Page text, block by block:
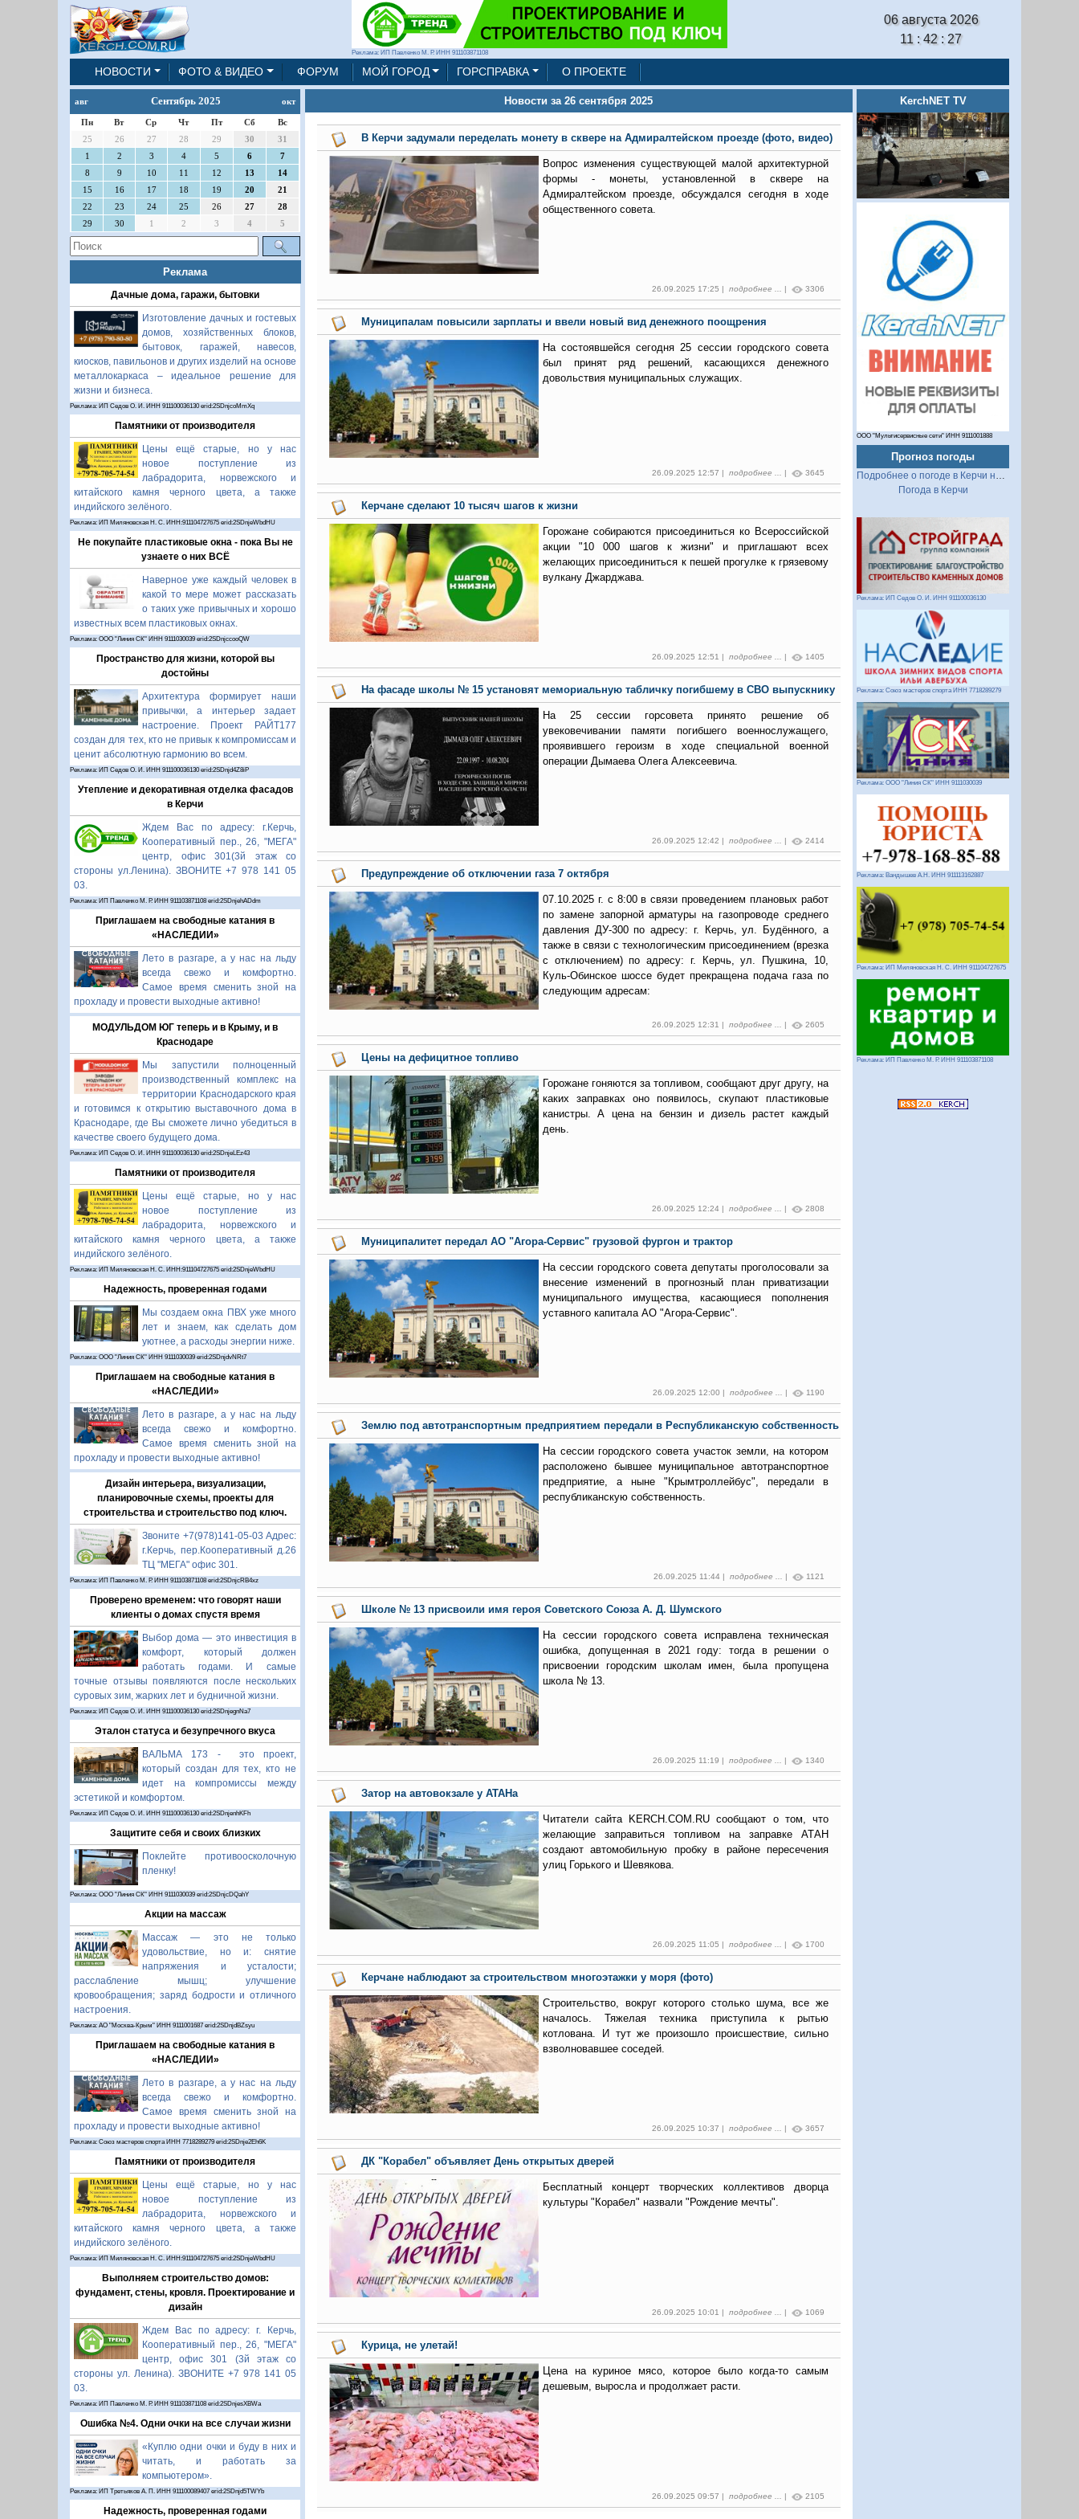
Реклама: ИП Павленко М. Р. ИНН 911103871108
06 августа 2026
11 : 42 : 28
НОВОСТИ ФОТО & ВИДЕО ФОРУМ МОЙ ГОРОД ГОРСПРАВКА О ПРОЕКТЕ
авг Сентябрь 2025 окт
Пн Вт Ср Чт Пт Сб
Вс
25
26 27 28 29 30
31
1
2 3 4 5 6
7
8
9 10 11 12 13
14
15
16 17 18 19 20
21
22
23 24 25 26 27
28
29
30 1 2 3 4 5
Реклама
Дачные дома, гаражи, бытовки
Изготовление дачных и гостевых
домов, хозяйственных блоков,
бытовок, гаражей, навесов,
киосков, павильонов и других изделий на основе
металлокаркаса – идеальное решение для
жизни и бизнеса.
Реклама: ИП Седов О. И. ИНН 911100036130 erid:2SDnjcoMmXq
Памятники от производителя
Цены ещё старые, но у нас
новое поступление из
лабрадорита, норвежского и
китайского камня черного цвета, а также
индийского зелёного.
Реклама: ИП Миляновская Н. С. ИНН:911104727675 erid:2SDnjeWbdHU
Не покупайте пластиковые окна - пока Вы не
узнаете о них ВСЁ
Наверное уже каждый человек в
какой то мере может рассказать
о таких уже привычных и хорошо
известных всем пластиковых окнах.
Реклама: ООО "Линия СК" ИНН 9111030039 erid:2SDnjccooQW
Пространство для жизни, которой вы
достойны
Архитектура формирует наши
привычки, а интерьер задает
настроение. Проект РАЙТ177
создан для тех, кто не привык к компромиссам и
ценит абсолютную гармонию во всем.
Реклама: ИП Седов О. И. ИНН 911100036130 erid:2SDnjd4Z8iP
Утепление и декоративная отделка фасадов
в Керчи
Ждем Вас по адресу: г.Керчь,
Кооперативный пер., 26, "МЕГА"
центр, офис 301(3й этаж со
стороны ул.Ленина). ЗВОНИТЕ +7 978 141 05
03.
Реклама: ИП Павленко М. Р. ИНН 911103871108 erid:2SDnjehADdm
Приглашаем на свободные катания в
«НАСЛЕДИИ»
Лето в разгаре, а у нас на льду
всегда свежо и комфортно.
Самое время сменить зной на
прохладу и провести выходные активно!
МОДУЛЬДОМ ЮГ теперь и в Крыму, и в
Краснодаре
Мы запустили полноценный
производственный комплекс на
территории Краснодарского края
и готовимся к открытию выставочного дома в
Краснодаре, где Вы сможете лично убедиться в
качестве своего будущего дома.
Реклама: ИП Седов О. И. ИНН 911100036130 erid:2SDnjeLEz43
Памятники от производителя
Цены ещё старые, но у нас
новое поступление из
лабрадорита, норвежского и
китайского камня черного цвета, а также
индийского зелёного.
Реклама: ИП Миляновская Н. С. ИНН:911104727675 erid:2SDnjeWbdHU
Надежность, проверенная годами
Мы создаем окна ПВХ уже много
лет и знаем, как сделать дом
уютнее, а расходы энергии ниже.
Реклама: ООО "Линия СК" ИНН 9111030039 erid:2SDnjdvNRt7
Приглашаем на свободные катания в
«НАСЛЕДИИ»
Лето в разгаре, а у нас на льду
всегда свежо и комфортно.
Самое время сменить зной на
прохладу и провести выходные активно!
Дизайн интерьера, визуализации,
планировочные схемы, проекты для
строительства и строительство под ключ.
Звоните +7(978)141-05-03 Адрес:
г.Керчь, пер.Кооперативный д.26
ТЦ "МЕГА" офис 301.
Реклама: ИП Павленко М. Р. ИНН 911103871108 erid:2SDnjcRB4xz
Проверено временем: что говорят наши
клиенты о домах спустя время
Выбор дома — это инвестиция в
комфорт, который должен
работать годами. И самые
точные отзывы появляются после нескольких
суровых зим, жарких лет и будничной жизни.
Реклама: ИП Седов О. И. ИНН 911100036130 erid:2SDnjegnNa7
Эталон статуса и безупречного вкуса
ВАЛЬМА 173 - это проект,
который создан для тех, кто не
идет на компромиссы между
эстетикой и комфортом.
Реклама: ИП Седов О. И. ИНН 911100036130 erid:2SDnjenhKFh
Защитите себя и своих близких
Поклейте противоосколочную
пленку!
Реклама: ООО "Линия СК" ИНН 9111030039 erid:2SDnjcDQahY
Акции на массаж
Массаж — это не только
удовольствие, но и: снятие
напряжения и усталости;
расслабление мышц; улучшение
кровообращения; заряд бодрости и отличного
настроения.
Реклама: АО "Москва-Крым" ИНН 9111001687 erid:2SDnjdBZsyu
Приглашаем на свободные катания в
«НАСЛЕДИИ»
Лето в разгаре, а у нас на льду
всегда свежо и комфортно.
Самое время сменить зной на
прохладу и провести выходные активно!
Реклама: Союз мастеров спорта ИНН 7718289279 erid:2SDnje2Eh6K
Памятники от производителя
Цены ещё старые, но у нас
новое поступление из
лабрадорита, норвежского и
китайского камня черного цвета, а также
индийского зелёного.
Реклама: ИП Миляновская Н. С. ИНН:911104727675 erid:2SDnjeWbdHU
Выполняем строительство домов:
фундамент, стены, кровля. Проектирование и
дизайн
Ждем Вас по адресу: г. Керчь,
Кооперативный пер., 26, "МЕГА"
центр, офис 301 (3й этаж со
стороны ул. Ленина). ЗВОНИТЕ +7 978 141 05
03.
Реклама: ИП Павленко М. Р. ИНН 911103871108 erid:2SDnjesXBWa
Ошибка №4. Одни очки на все случаи жизни
«Куплю одни очки и буду в них и
читать, и работать за
компьютером».
Реклама: ИП Третьяков А. П. ИНН 911100089407 erid:2SDnjd5TWYb
Надежность, проверенная годами
Новости за 26 сентября 2025
В Керчи задумали переделать монету в сквере на Адмиралтейском проезде (фото, видео)
Вопрос изменения существующей малой архитектурной
формы - монеты, установленной в сквере на
Адмиралтейском проезде, обсуждался сегодня в ходе
общественного совета.
26.09.2025 17:25 | подробнее ... | 3306
Муниципалам повысили зарплаты и ввели новый вид денежного поощрения
На состоявшейся сегодня 25 сессии городского совета
был принят ряд решений, касающихся денежного
довольствия муниципальных служащих.
26.09.2025 12:57 | подробнее ... | 3645
Керчане сделают 10 тысяч шагов к жизни
Горожане собираются присоединиться ко Всероссийской
акции "10 000 шагов к жизни" и приглашают всех
желающих присоединиться к пешей прогулке к грязевому
вулкану Джарджава.
26.09.2025 12:51 | подробнее ... | 1405
На фасаде школы № 15 установят мемориальную табличку погибшему в СВО выпускнику
На 25 сессии горсовета принято решение об
увековечивании памяти погибшего военнослужащего,
проявившего героизм в ходе специальной военной
операции Дымаева Олега Алексеевича.
26.09.2025 12:42 | подробнее ... | 2414
Предупреждение об отключении газа 7 октября
07.10.2025 г. с 8:00 в связи проведением плановых работ
по замене запорной арматуры на газопроводе среднего
давления ДУ-300 по адресу: г. Керчь, ул. Будённого, а
также в связи с технологическим присоединением (врезка
с отключением) по адресу: г. Керчь, ул. Пушкина, 10,
Куль-Обинское шоссе будет прекращена подача газа по
следующим адресам:
26.09.2025 12:31 | подробнее ... | 2605
Цены на дефицитное топливо
Горожане гоняются за топливом, сообщают друг другу, на
каких заправках оно появилось, скупают пластиковые
канистры. А цена на бензин и дизель растет каждый
день.
26.09.2025 12:24 | подробнее ... | 2808
Муниципалитет передал АО "Агора-Сервис" грузовой фургон и трактор
На сессии городского совета депутаты проголосовали за
внесение изменений в прогнозный план приватизации
муниципального имущества, касающиеся пополнения
уставного капитала АО "Агора-Сервис".
26.09.2025 12:00 | подробнее ... | 1190
Землю под автотранспортным предприятием передали в Республиканскую собственность
На сессии городского совета участок земли, на котором
расположено бывшее муниципальное автотранспортное
предприятие, а ныне "Крымтроллейбус", передали в
республиканскую собственность.
26.09.2025 11:44 | подробнее ... | 1121
Школе № 13 присвоили имя героя Советского Союза А. Д. Шумского
На сессии городского совета исправлена техническая
ошибка, допущенная в 2021 году: тогда в решении о
присвоении городским школам имен, была пропущена
школа № 13.
26.09.2025 11:19 | подробнее ... | 1340
Затор на автовокзале у АТАНа
Читатели сайта KERCH.COM.RU сообщают о том, что
желающие заправиться топливом на заправке АТАН
создают автомобильную пробку в районе пересечения
улиц Горького и Шевякова.
26.09.2025 11:05 | подробнее ... | 1700
Керчане наблюдают за строительством многоэтажки у моря (фото)
Строительство, вокруг которого столько шума, все же
началось. Тяжелая техника приступила к рытью
котлована. И тут же произошло происшествие, сильно
взволновавшее соседей.
26.09.2025 10:37 | подробнее ... 3657
ДК "Корабел" объявляет День открытых дверей
Бесплатный концерт творческих коллективов дворца
культуры "Корабел" назвали "Рождение мечты".
26.09.2025 10:01 | подробнее ... 1069
Курица, не улетай!
Цена на куриное мясо, которое было когда-то самым
дешевым, выросла и продолжает расти.
26.09.2025 09:57 | подробнее ... 2105
KerchNET TV
ООО "Мультисервисные сети" ИНН 9111001888
Прогноз погоды
Подробнее о погоде в Керчи на 2 недели
Погода в Керчи
Реклама: ИП Седов О. И. ИНН 911100036130
Реклама: Союз мастеров спорта ИНН 7718289279
Реклама: ООО "Линия СК" ИНН 9111030039
Реклама: Вандышев А.Н. ИНН 911113162887
Реклама: ИП Миляновская Н. С. ИНН 911104727675
Реклама: ИП Павленко М. Р. ИНН 911103871108